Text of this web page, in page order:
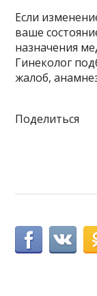
Если
ваше
назначения
Гинеколог
жалоб,
Поделиться